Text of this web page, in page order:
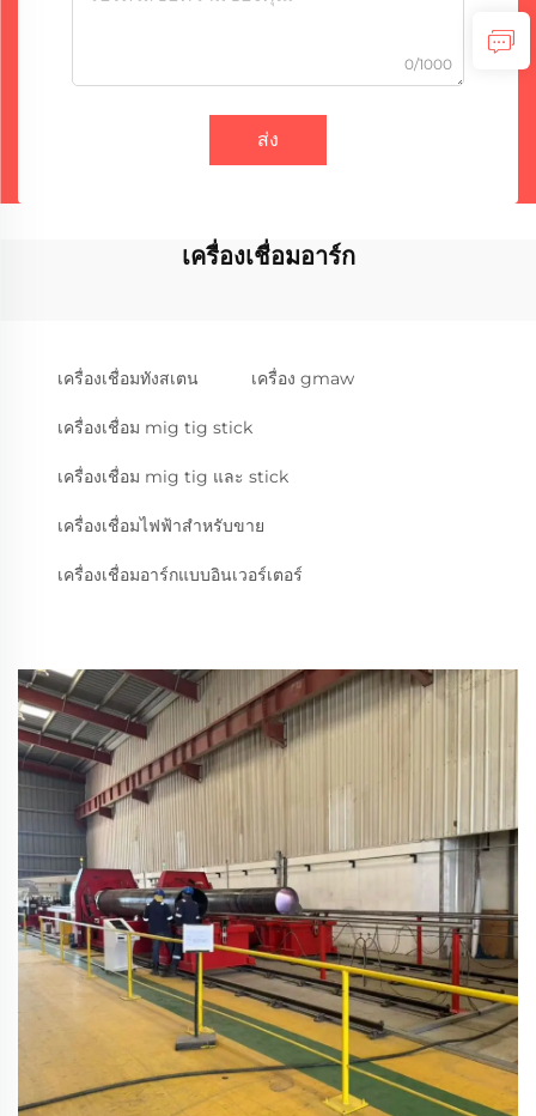
0/1000
ส่ง
เครื่องเชื่อมอาร์ก
เครื่องเชื่อมทังสเตน เครื่อง gmaw
เครื่องเชื่อม mig tig stick
เครื่องเชื่อม mig tig และ stick
เครื่องเชื่อมไฟฟ้าสำหรับขาย
เครื่องเชื่อมอาร์กแบบอินเวอร์เตอร์